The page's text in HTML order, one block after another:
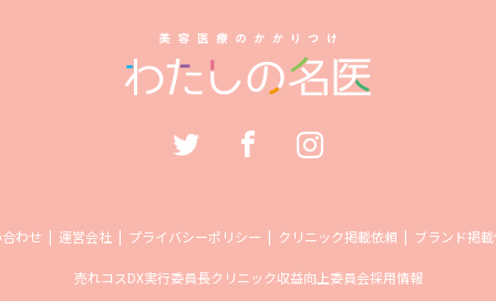
わせ 運営会社 プライバシーポリシー クリニック掲載依頼 ブランド掲
売れコスDX実行委員長クリニック収益向上委員会採用情報